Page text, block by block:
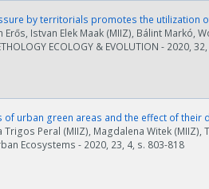
by territorials promotes the utilization
Erős, Istvan Elek Maak (MIIZ), Bálint Markó,
ECOLOGY & EVOLUTION - 2020,
of urban green areas and the effect of
Trigos Peral (MIIZ), Magdalena Witek (MIIZ),
Ecosystems - 2020, 23, 4, s. 803-818